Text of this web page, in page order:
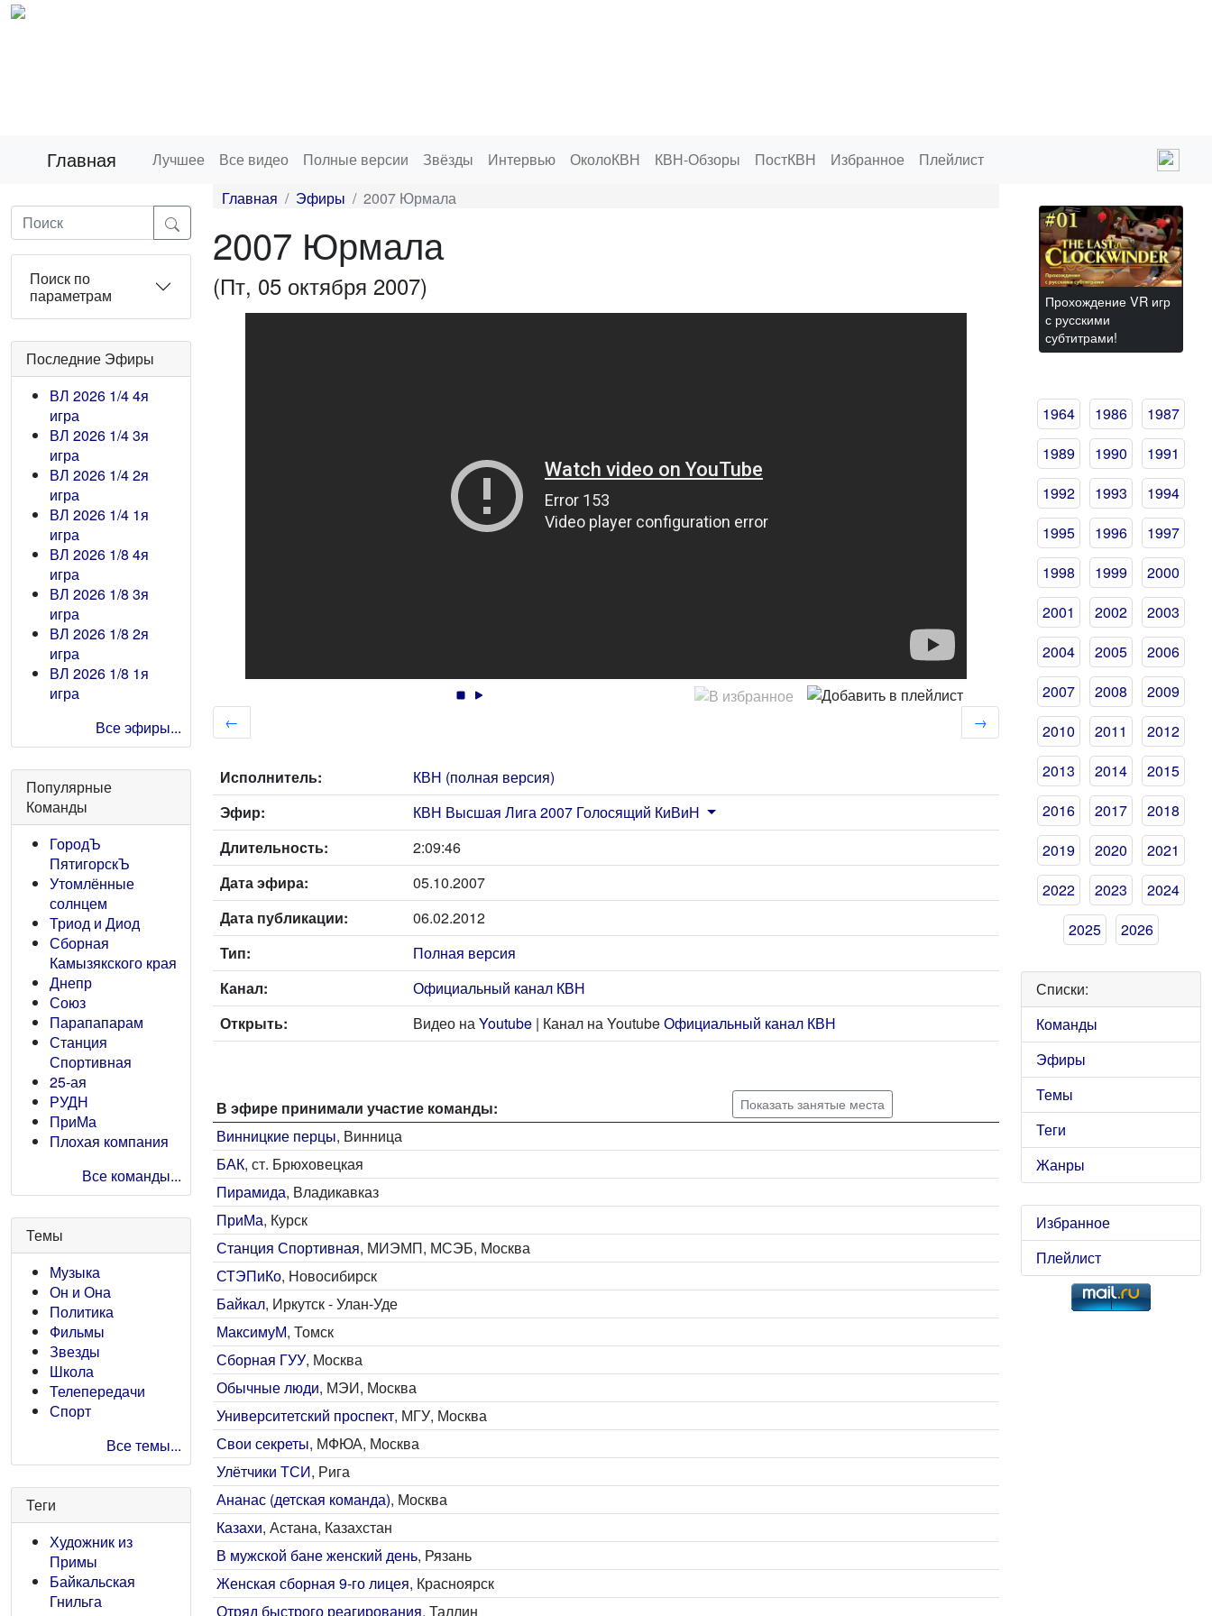
Главная Лучшее Все видео Полные версии Звёзды Интервью ОколоКВН КВН-Обзоры ПостКВН Избранное Плейлист
Поиск по
параметрам
Последние Эфиры
ВЛ 2026 1/4 4я
игра
ВЛ 2026 1/4 3я
игра
ВЛ 2026 1/4 2я
игра
ВЛ 2026 1/4 1я
игра
ВЛ 2026 1/8 4я
игра
ВЛ 2026 1/8 3я
игра
ВЛ 2026 1/8 2я
игра
ВЛ 2026 1/8 1я
игра
Все эфиры...
Популярные
Команды
ГородЪ
ПятигорскЪ
Утомлённые
солнцем
Триод и Диод
Сборная
Камызякского края
Днепр
Союз
Парапапарам
Станция
Спортивная
25-ая
РУДН
ПриМа
Плохая компания
Все команды...
Темы
Музыка
Он и Она
Политика
Фильмы
Звезды
Школа
Телепередачи
Спорт
Все темы...
Теги
Художник из
Примы
Байкальская
Гнильга
Главная Эфиры 2007 Юрмала
2007 Юрмала
(Пт, 05 октября 2007)
← →
Исполнитель:
КВН (полная версия)
Эфир:
КВН Высшая Лига 2007 Голосящий КиВиН
Длительность:
2:09:46
Дата эфира:
05.10.2007
Дата публикации:
06.02.2012
Тип:
Полная версия
Канал:
Официальный канал КВН
Открыть:
Видео наYoutube | Канал на YoutubeОфициальный канал КВН
В эфире принимали участие команды: Показать занятые места
Винницкие перцы, Винница
БАК, ст. Брюховецкая
Пирамида, Владикавказ
ПриМа, Курск
Станция Спортивная, МИЭМП, МСЭБ, Москва
СТЭПиКо, Новосибирск
Байкал, Иркутск - Улан-Уде
МаксимуМ, Томск
Сборная ГУУ, Москва
Обычные люди, МЭИ, Москва
Университетский проспект, МГУ, Москва
Свои секреты, МФЮА, Москва
Улётчики ТСИ, Рига
Ананас (детская команда), Москва
Казахи, Астана, Казахстан
В мужской бане женский день, Рязань
Женская сборная 9-го лицея, Красноярск
Отряд быстрого реагирования, Таллин
Прохождение VR игр
с русскими
субтитрами!
1964 1986
1987
1989
1990
1991
1992
1993
1994
1995
1996
1997
1998
1999
2000
2001
2002
2003
2004
2005
2006
2007
2008
2009
2010
2011
2012
2013
2014
2015
2016
2017
2018
2019
2020
2021
2022
2023
2024
2025
2026
Списки:
Команды
Эфиры
Темы
Теги
Жанры
Избранное
Плейлист